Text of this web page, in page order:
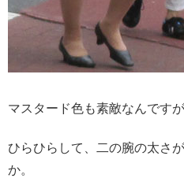
マスタード色も素敵なんです
ひらひらして、二の腕の太さ
か。